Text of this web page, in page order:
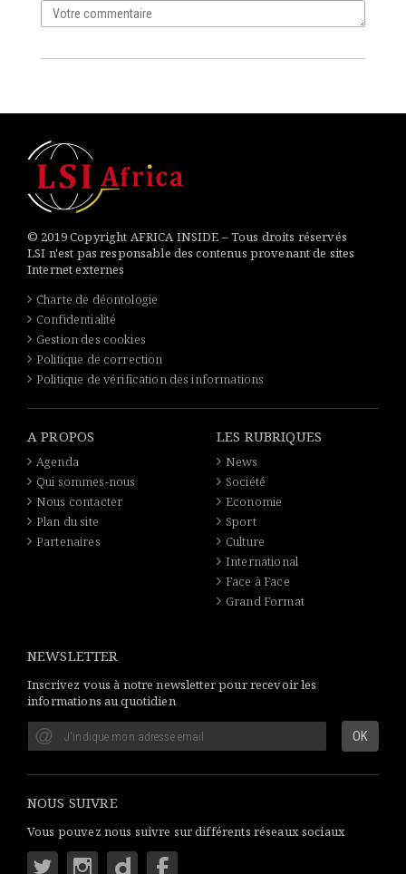
© 2019 Copyright AFRICA INSIDE – Tous droits réservés
LSI n'est pas responsable des contenus provenant de sites
Internet externes
Charte de déontologie
Confidentialité
Gestion des cookies
Politique de correction
Politique de vérification des informations
A PROPOS
Agenda
Qui sommes-nous
Nous contacter
Plan du site
Partenaires
LES RUBRIQUES
News
Société
Economie
Sport
Culture
International
Face à Face
Grand Format
NEWSLETTER
Inscrivez vous à notre newsletter pour recevoir les
informations au quotidien
NOUS SUIVRE
Vous pouvez nous suivre sur différents réseaux sociaux